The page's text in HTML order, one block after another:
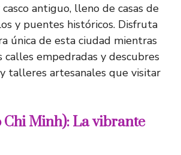
antiguo, lleno de casas de
y puentes históricos. Disfruta
única de esta ciudad mientras
calles empedradas y descubres
talleres artesanales que visitar
Chi Minh): La vibrante